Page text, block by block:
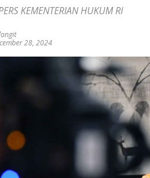
KEMENTERIAN HUKUM RI
28, 2024